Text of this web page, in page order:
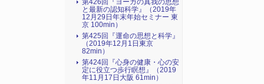
第426回『ヨーガの真我の思想
と最新の認知科学』（2019年
12月29日年末年始セミナー 東
京 100min）
第425回『運命の思想と科学』
（2019年12月1日東京
82min）
第424回『心身の健康・心の安
定に役立つ歩行瞑想』（2019
年11月17日大阪 61min）